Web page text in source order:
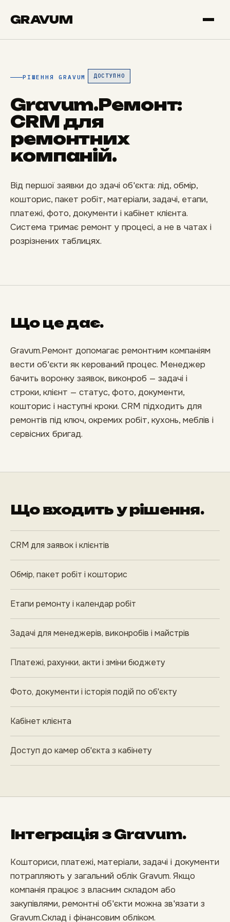
GRAVUM
РІШЕННЯ GRAVUM ДОСТУПНО
Gravum.Ремонт:
CRM для
ремонтних
компаній.
Від першої заявки до здачі об'єкта: лід, обмір,
кошторис, пакет робіт, матеріали, задачі, етапи,
платежі, фото, документи і кабінет клієнта.
Система тримає ремонт у процесі, а не в чатах і
розрізнених таблицях.
Що це дає.
Gravum.Ремонт допомагає ремонтним компаніям
вести об'єкти як керований процес. Менеджер
бачить воронку заявок, виконроб — задачі і
строки, клієнт — статус, фото, документи,
кошторис і наступні кроки. CRM підходить для
ремонтів під ключ, окремих робіт, кухонь, меблів і
сервісних бригад.
Що входить у рішення.
CRM для заявок і клієнтів
Обмір, пакет робіт і кошторис
Етапи ремонту і календар робіт
Задачі для менеджерів, виконробів і майстрів
Платежі, рахунки, акти і зміни бюджету
Фото, документи і історія подій по об'єкту
Кабінет клієнта
Доступ до камер об'єкта з кабінету
Інтеграція з Gravum.
Кошториси, платежі, матеріали, задачі і документи
потрапляють у загальний облік Gravum. Якщо
компанія працює з власним складом або
закупівлями, ремонтні об'єкти можна зв'язати з
Gravum.Склад і фінансовим обліком.